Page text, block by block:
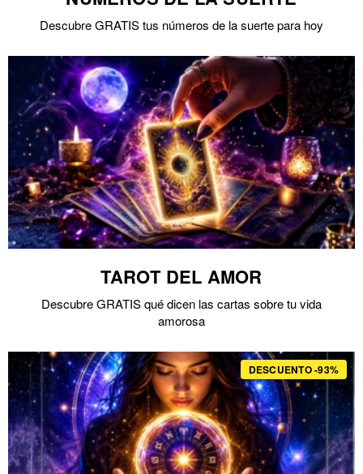
Descubre GRATIS tus números de la suerte para hoy
TAROT DEL AMOR
Descubre GRATIS qué dicen las cartas sobre tu vida
amorosa
DESCUENTO -93%